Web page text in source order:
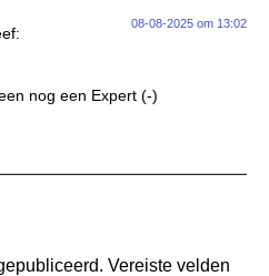
08-08-2025 om 13:02
nog een Expert (-)
Vereiste velden